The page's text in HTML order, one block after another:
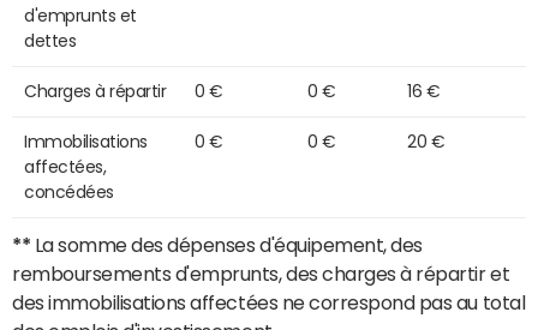
d'emprunts et
dettes
Charges à répartir 0 € 0 € 16 €
Immobilisations
affectées,
concédées
0 € 0 € 20 €
** La somme des dépenses d'équipement, des
remboursements d'emprunts, des charges à répartir et
des immobilisations affectées ne correspond pas au total